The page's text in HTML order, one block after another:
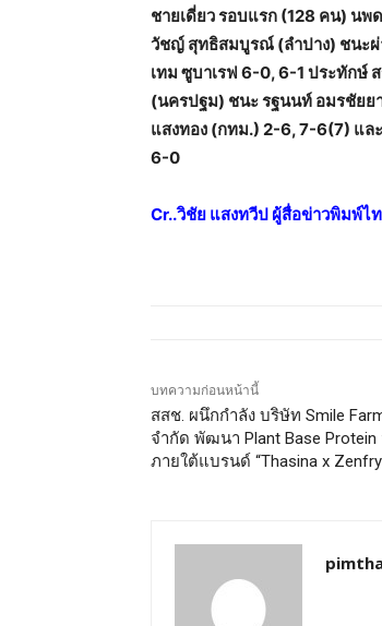
ชายเดี่ยว รอบแรก (128 คน)
วัชญ์ สุทธิสมบูรณ์ (ลำปาง) ชนะผ่
เทม ซูบาเรฟ 6-0, 6-1 ประทัก
(นครปฐม) ชนะ รฐนนท์ อมรชัย
แสงทอง (กทม.) 2-6, 7-6(7) แ
6-0
Cr..วิชัย แสงทวีป ผู้สื่อข่าวพิมพ์ไ
บทความก่อนหน้านี้
สสช. ผนึกกำลัง บริษัท Smile
จำกัด พัฒนา Plant Base
ภายใต้แบรนด์ “Thasina x